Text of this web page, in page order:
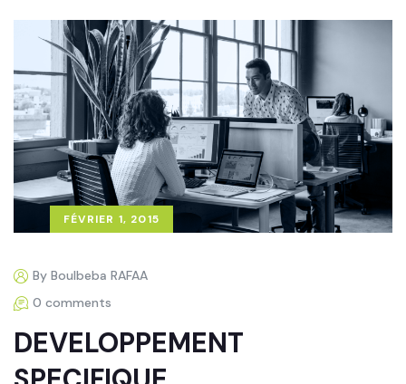
FÉVRIER 1, 2015
By Boulbeba RAFAA
0 comments
DEVELOPPEMENT